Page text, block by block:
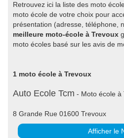
Retrouvez ici la liste des moto
moto école de votre choix pour
présentation (adresse, téléphone,
meilleure moto-école à Trevoux
moto écoles basé sur les avis de
1 moto école à Trevoux
Auto Ecole Tcm - Moto école à
8 Grande Rue 01600 Trevoux
Afficher le